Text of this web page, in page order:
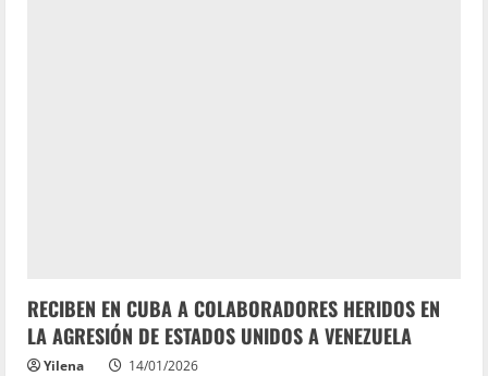
RECIBEN EN CUBA A COLABORADORES HERIDOS EN
LA AGRESIÓN DE ESTADOS UNIDOS A VENEZUELA
Yilena 14/01/2026